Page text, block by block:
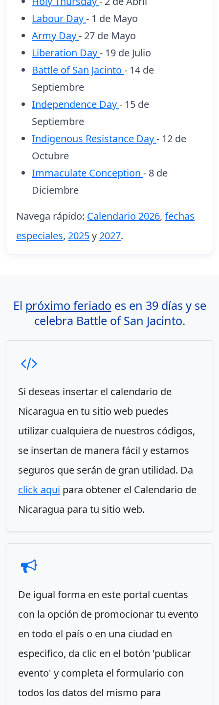
Labour Day- 1 de Mayo
Army Day- 27 de Mayo
Liberation Day- 19 de Julio
Battle of San Jacinto - 14 de
Septiembre
Independence Day- 15 de
Septiembre
Indigenous Resistance Day- 12 de
Octubre
Immaculate Conception - 8 de
Diciembre
Navega rápido: Calendario 2026, fechas
especiales, 2025y 2027.
El próximo feriado es en 39 días y se
celebra Battle of San Jacinto.
Si deseas insertar el calendario de
Nicaragua en tu sitio web puedes
utilizar cualquiera de nuestros códigos,
se insertan de manera fácil y estamos
seguros que serán de gran utilidad. Da
click aqui para obtener el Calendario de
Nicaragua para tu sitio web.
De igual forma en este portal cuentas
con la opción de promocionar tu evento
en todo el país o en una ciudad en
especifico, da clic en el botón 'publicar
evento' y completa el formulario con
todos los datos del mismo para